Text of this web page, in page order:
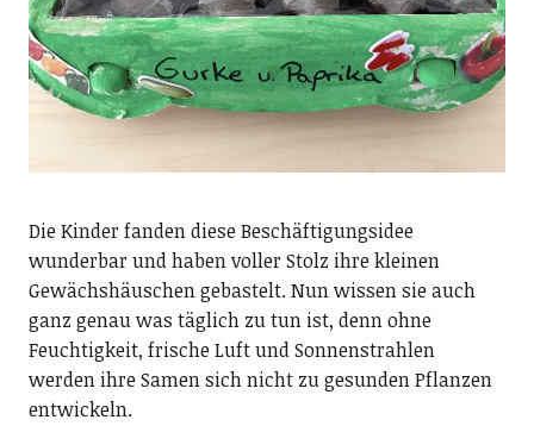
Die Kinder fanden diese Beschäftigungsidee
wunderbar und haben voller Stolz ihre kleinen
Gewächshäuschen gebastelt. Nun wissen sie auch
ganz genau was täglich zu tun ist, denn ohne
Feuchtigkeit, frische Luft und Sonnenstrahlen
werden ihre Samen sich nicht zu gesunden Pflanzen
entwickeln.